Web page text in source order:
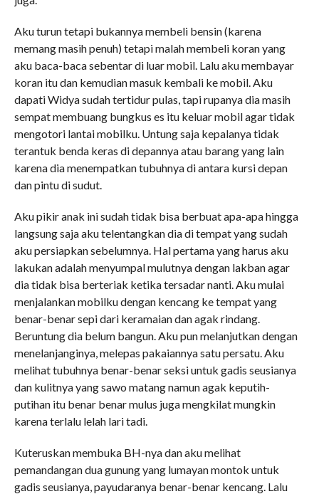
Aku turun tetapi bukannya membeli bensin (karena
memang masih penuh) tetapi malah membeli koran yang
aku baca-baca sebentar di luar mobil. Lalu aku membayar
koran itu dan kemudian masuk kembali ke mobil. Aku
dapati Widya sudah tertidur pulas, tapi rupanya dia masih
sempat membuang bungkus es itu keluar mobil agar tidak
mengotori lantai mobilku. Untung saja kepalanya tidak
terantuk benda keras di depannya atau barang yang lain
karena dia menempatkan tubuhnya di antara kursi depan
dan pintu di sudut.
Aku pikir anak ini sudah tidak bisa berbuat apa-apa hingga
langsung saja aku telentangkan dia di tempat yang sudah
aku persiapkan sebelumnya. Hal pertama yang harus aku
lakukan adalah menyumpal mulutnya dengan lakban agar
dia tidak bisa berteriak ketika tersadar nanti. Aku mulai
menjalankan mobilku dengan kencang ke tempat yang
benar-benar sepi dari keramaian dan agak rindang.
Beruntung dia belum bangun. Aku pun melanjutkan dengan
menelanjanginya, melepas pakaiannya satu persatu. Aku
melihat tubuhnya benar-benar seksi untuk gadis seusianya
dan kulitnya yang sawo matang namun agak keputih-
putihan itu benar benar mulus juga mengkilat mungkin
karena terlalu lelah lari tadi.
Kuteruskan membuka BH-nya dan aku melihat
pemandangan dua gunung yang lumayan montok untuk
gadis seusianya, payudaranya benar-benar kencang. Lalu